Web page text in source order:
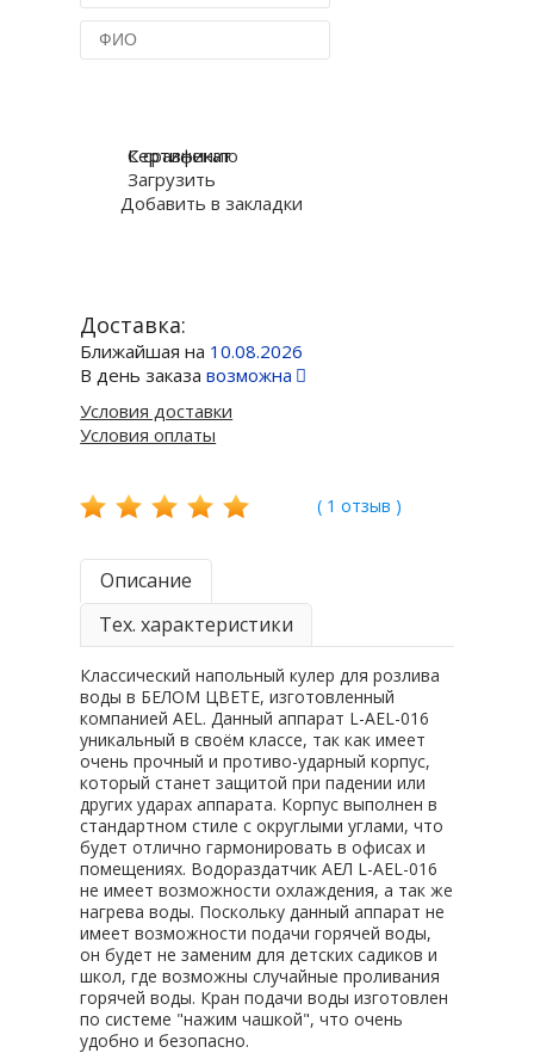
К сравнению
Добавить в закладки
Сертификат
Загрузить
Доставка:
Ближайшая на 10.08.2026
В день заказавозможна
Условия доставки
Условия оплаты
( 1 отзыв )
Описание
Тех. характеристики
Классический напольный кулер для розлива
воды в БЕЛОМ ЦВЕТЕ, изготовленный
компанией AEL. Данный аппарат L-AEL-016
уникальный в своём классе, так как имеет
очень прочный и противо-ударный корпус,
который станет защитой при падении или
других ударах аппарата. Корпус выполнен в
стандартном стиле с округлыми углами, что
будет отлично гармонировать в офисах и
помещениях. Водораздатчик АЕЛ L-AEL-016
не имеет возможности охлаждения, а так же
нагрева воды. Поскольку данный аппарат не
имеет возможности подачи горячей воды,
он будет не заменим для детских садиков и
школ, где возможны случайные проливания
горячей воды. Кран подачи воды изготовлен
по системе "нажим чашкой", что очень
удобно и безопасно.